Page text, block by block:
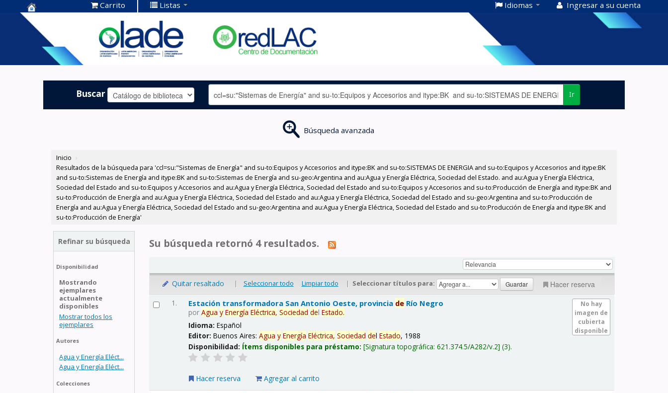
Centro de
Documentación
OLADE -
Carrito Listas Idiomas Ingresar a su cuenta
Buscar Ir
Búsqueda avanzada
Inicio ›
Resultados de la búsqueda para 'ccl=su:"Sistemas de Energía" and su-to:Equipos y Accesorios and itype:BK and su-to:SISTEMAS DE ENERGIA and su-to:Equipos y Accesorios and itype:BK
and su-to:Sistemas de Energía and itype:BK and su-to:Sistemas de Energía and su-geo:Argentina and au:Agua y Energía Eléctrica, Sociedad del Estado. and au:Agua y Energía Eléctrica,
Sociedad del Estado and su-to:Equipos y Accesorios and au:Agua y Energía Eléctrica, Sociedad del Estado and su-to:Equipos y Accesorios and su-to:Producción de Energía and itype:BK and
su-to:Producción de Energía and au:Agua y Energía Eléctrica, Sociedad del Estado and au:Agua y Energía Eléctrica, Sociedad del Estado and su-geo:Argentina and su-to:Producción de
Energía and au:Agua y Energía Eléctrica, Sociedad del Estado and su-geo:Argentina and au:Agua y Energía Eléctrica, Sociedad del Estado and su-to:Producción de Energía and itype:BK and
su-to:Producción de Energía'
Refinar su búsqueda
Disponibilidad
Mostrando
ejemplares
actualmente
disponibles
Mostrar todos los
ejemplares
Autores
Agua y Energía Eléct...
Agua y Energía Eléct...
Colecciones
Su búsqueda retornó 4 resultados.
Quitar resaltado | Seleccionar todo Limpiar todo | Seleccionar títulos para: Hacer reserva
1.
No hay
imagen de
cubierta
disponible
Estación transformadora San Antonio Oeste, provincia de Río Negro
porAgua y Energía Eléctrica, Sociedad delEstado.
Idioma:Español
Editor:Buenos Aires:Agua y Energía Eléctrica, Sociedad delEstado, 1988
Disponibilidad: Ítems disponibles para préstamo: Signatura topográfica:621.374.5/A282/v.2 (3).
Hacer reserva Agregar al carrito